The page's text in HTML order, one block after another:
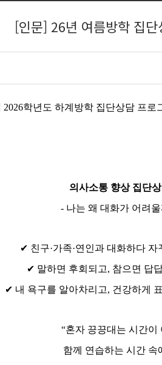
[인문] 26년 여름방학 집
2026학년도 하계방학 집단상담 프로
의사소통 향상 집단
- 나는 왜 대화가 어려
✔ 친구·가족·연인과 대화하다 자
✔ 말하면 후회되고, 참으면 답
✔ 내 욕구를 알아차리고, 건강하게
“혼자 끙끙대는 시간이
함께 연습하는 시간 속